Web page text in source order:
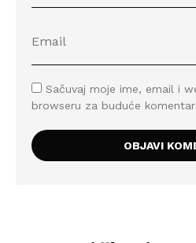
Sačuvaj moje ime, email i
browseru za buduće